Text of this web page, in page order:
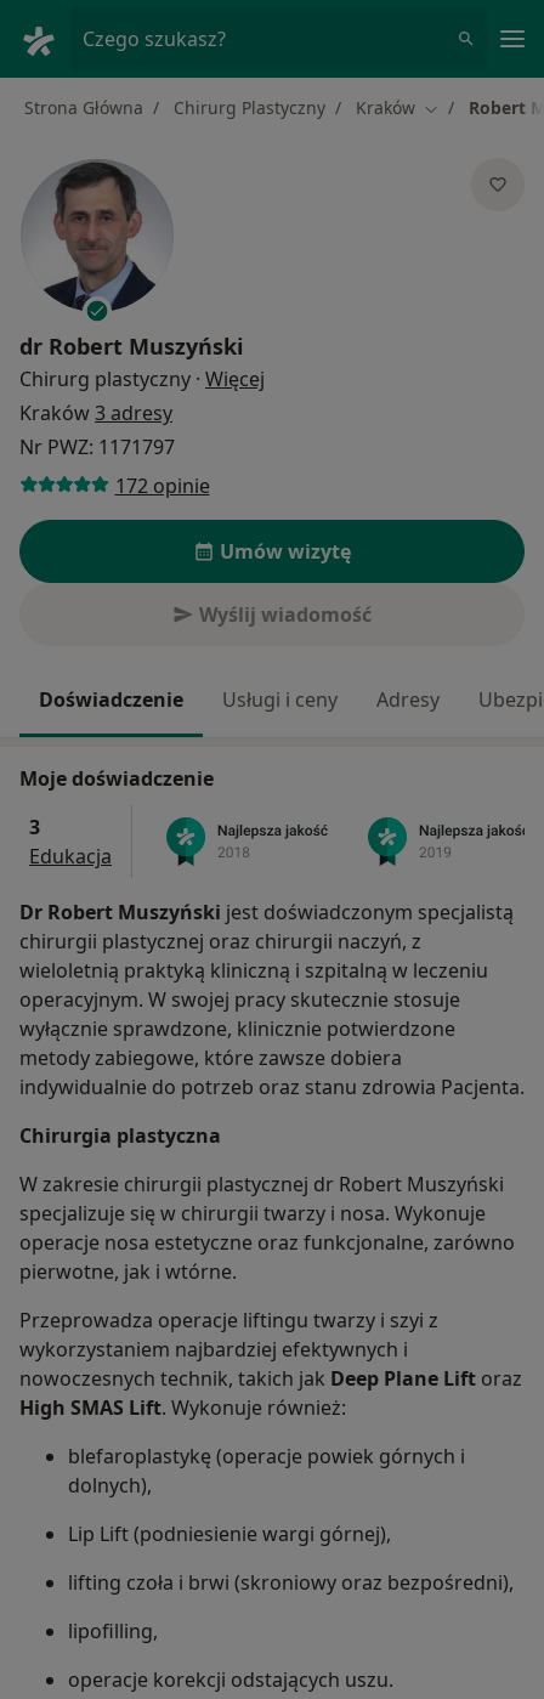
Czego szukasz?
Strona Główna Chirurg Plastyczny Kraków Zmień miasto
Robert
dr Robert Muszyński
Chirurg plastyczny · Więcej
Kraków3 adresy
Nr PWZ: 1171797
172 opinie
Umów wizytę
Wyślij wiadomość
Doświadczenie Usługi i ceny Adresy
Moje doświadczenie
3
Edukacja
Dr Robert Muszyński jest doświadczonym specjalistą
chirurgii plastycznej oraz chirurgii naczyń, z
wieloletnią praktyką kliniczną i szpitalną w leczeniu
operacyjnym. W swojej pracy skutecznie stosuje
wyłącznie sprawdzone, klinicznie potwierdzone
metody zabiegowe, które zawsze dobiera
indywidualnie do potrzeb oraz stanu zdrowia Pacjenta.
Chirurgia plastyczna
W zakresie chirurgii plastycznej dr Robert Muszyński
specjalizuje się w chirurgii twarzy i nosa. Wykonuje
operacje nosa estetyczne oraz funkcjonalne, zarówno
pierwotne, jak i wtórne.
Przeprowadza operacje liftingu twarzy i szyi z
wykorzystaniem najbardziej efektywnych i
nowoczesnych technik, takich jak Deep Plane Lift oraz
High SMAS Lift. Wykonuje również:
blefaroplastykę (operacje powiek górnych i
dolnych),
Lip Lift (podniesienie wargi górnej),
lifting czoła i brwi (skroniowy oraz bezpośredni),
lipofilling,
operacje korekcji odstających uszu.